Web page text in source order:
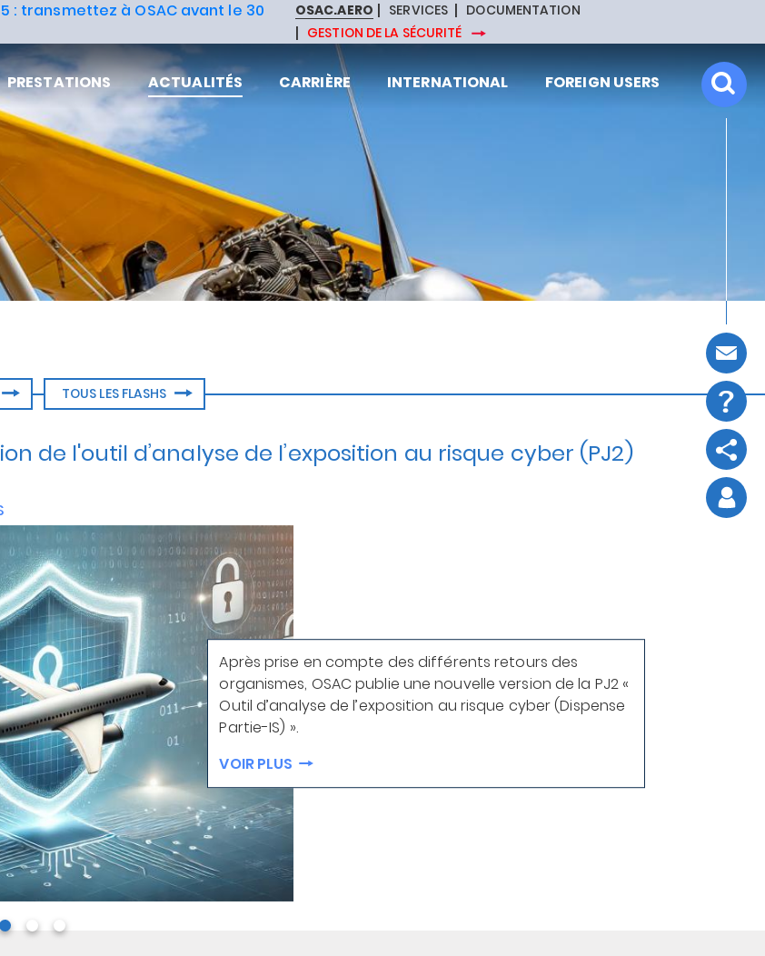
: transmettez à OSAC avant le 30
OSAC.AERO SERVICES
DOCUMENTATION
GESTION DE LA SÉCURITÉ
PRESTATIONS ACTUALITÉS CARRIÈRE INTERNATIONAL FOREIGN USERS
TOUS LES FLASHS
de l'outil d’analyse de l’exposition au risque cyber (PJ2)
Après prise en compte des différents retours des
organismes, OSAC publie une nouvelle version de la PJ2 «
Outil d’analyse de l’exposition au risque cyber (Dispense
Partie-IS) ».
VOIR PLUS
04/04/2025
GÉNÉRALITÉS